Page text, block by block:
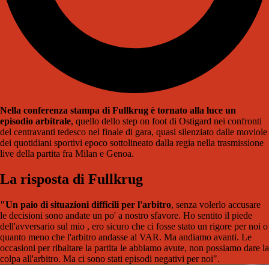
Nella conferenza stampa di Fullkrug è tornato alla luce un
episodio arbitrale, quello dello step on foot di Ostigard nei confronti
del centravanti tedesco nel finale di gara, quasi silenziato dalle moviole
dei quotidiani sportivi epoco sottolineato dalla regia nella trasmissione
live della partita fra Milan e Genoa.
La risposta di Fullkrug
"Un paio di situazioni difficili per l'arbitro, senza volerlo accusare
le decisioni sono andate un po' a nostro sfavore. Ho sentito il piede
dell'avversario sul mio , ero sicuro che ci fosse stato un rigore per noi o
quanto meno che l'arbitro andasse al VAR. Ma andiamo avanti. Le
occasioni per ribaltare la partita le abbiamo avute, non possiamo dare la
colpa all'arbitro. Ma ci sono stati episodi negativi per noi".